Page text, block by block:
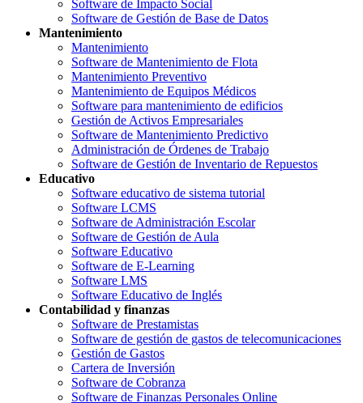
Software de Impacto Social
Software de Gestión de Base de Datos
Mantenimiento
Mantenimiento
Software de Mantenimiento de Flota
Mantenimiento Preventivo
Mantenimiento de Equipos Médicos
Software para mantenimiento de edificios
Gestión de Activos Empresariales
Software de Mantenimiento Predictivo
Administración de Órdenes de Trabajo
Software de Gestión de Inventario de Repuestos
Educativo
Software educativo de sistema tutorial
Software LCMS
Software de Administración Escolar
Software de Gestión de Aula
Software Educativo
Software de E-Learning
Software LMS
Software Educativo de Inglés
Contabilidad y finanzas
Software de Prestamistas
Software de gestión de gastos de telecomunicaciones
Gestión de Gastos
Cartera de Inversión
Software de Cobranza
Software de Finanzas Personales Online